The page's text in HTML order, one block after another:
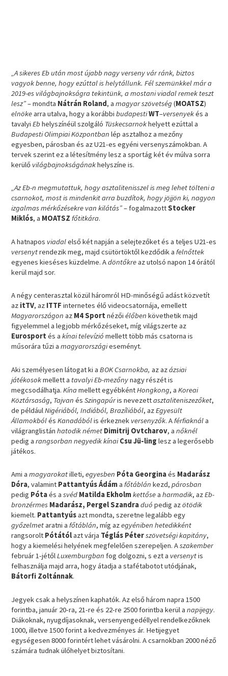
„A sikeres Eb után most újabb nagy verseny vár ránk, biztos
vagyok benne, hogy ezúttal is helytállunk. Fél szemünkkel már a
2019-es világbajnokságra tekintünk, a mostani viadal remek teszt
lesz”– mondta Nátrán Roland, amagyar szövetség(MOATSZ)
elnökearra utalva, hogy a korábbibudapestiWT–versenyekés a
tavalyiEbhelyszínéül szolgáló Tüskecsarnokhelyett ezúttal a
Budapesti Olimpiai Központban lép asztalhoz a mezőny
egyesben, párosban és az U21-es egyéni versenyszámokban. A
tervek szerint ez a létesítmény lesz a sportág két év múlva sorra
kerülő világbajnokságánakhelyszíne is.
„Az Eb-n megmutattuk, hogy asztalitenisszel is meg lehet tölteni a
csarnokot, most is mindenkit arra buzdítok, hogy jöjjön ki, nagyon
izgalmas mérkőzésekre van kilátás”– fogalmazottStocker
Miklós, a MOATSZ főtitkára.
A hatnapos viadalelső két napján a selejtezőket és a teljes U21-es
versenytrendezik meg, majd csütörtöktől kezdődik afelnőttek
egyenes kieséses küzdelme. Adöntőkreaz utolsó napon 14 órától
kerül majd sor.
A négy centerasztal közül háromról HD-minőségű adást közvetít
az itTV, az ITTF internetes élő videocsatornája, emellett
Magyarországon az M4 Sport nézőiélőben követhetik majd
figyelemmel a legjobb mérkőzéseket, míg világszerte az
Eurosport és akínai televízió mellett több más csatorna is
műsorára tűzi amagyarországieseményt.
Aki személyesen látogat ki aBOK Csarnokba, az azázsiai
játékosokmellett a tavalyi Eb-mezőnynagy részét is
megcsodálhatja.Kínamellett egyébkéntHongkong, aKoreai
Köztársaság, Tajvan ésSzingapúris nevezettasztaliteniszezőket,
de példáulNigériából, Indiából, Brazíliából, azEgyesült
ÁllamokbólésKanadábólis érkeznek versenyzők. Aférfiaknála
világranglistánhatodik német Dimitrij Ovtcharov, anőknél
pedig arangsorban negyedik kínai Csu Jü-ling lesz a legerősebb
játékos.
Ami amagyarokatilleti,egyesben Póta Georginaés Madarász
Dóra, valamint Pattantyús Ádámafőtáblán kezd,párosban
pedig Pótaés asvéd Matilda Ekholmkettőseaharmadik, azEb-
bronzérmes Madarász, Pergel Szandraduó pedig azötödik
kiemelt. Pattantyúsazt mondta, szeretne legalább egy
győzelmetaratni afőtáblán, míg azegyéniben hetedikként
rangsorolt Pótátólazt várja Téglás Péterszövetségi kapitány,
hogy a kiemelési helyének megfelelően szerepeljen. Aszakember
február 1-jétőlLuxemburgban fog dolgozni, s ezt a versenytis
felhasználja majd arra, hogy átadja a stafétabotot utódjának,
Bátorfi Zoltánnak.
Jegyek csak a helyszínen kaphatók. Az első három napra 1500
forintba, január 20-ra, 21-re és 22-re 2500 forintba kerül anapijegy.
Diákoknak, nyugdíjasoknak, versenyengedéllyel rendelkezőknek
1000, illetve 1500 forint a kedvezményes ár. Hetijegyet
egységesen 8000 forintért lehet vásárolni. A csarnokban 2000 néző
számára tudnak ülőhelyet biztosítani.